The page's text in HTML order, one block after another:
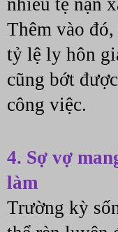
Thêm vào
tỷ lệ ly hôn
cũng bớt
công việc.
4. Sợ vợ
làm
Trường kỳ